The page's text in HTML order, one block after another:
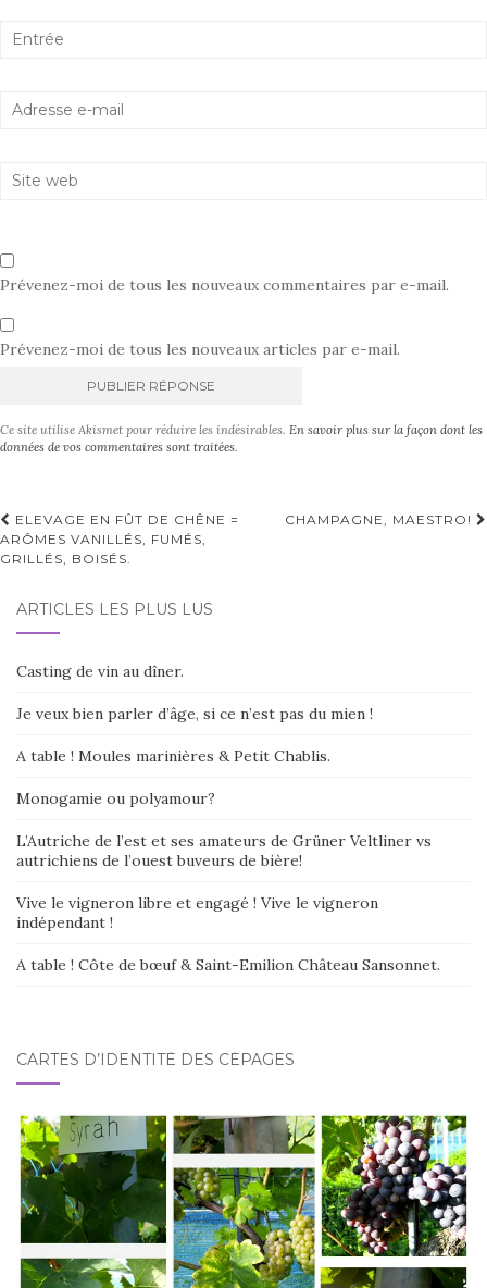
Prévenez-moi de tous les nouveaux commentaires par e-mail.
Prévenez-moi de tous les nouveaux articles par e-mail.
l
n
a
Ce site utilise Akismet pour réduire les indésirables. En savoir plus sur la façon dont les
données de vos commentaires sont traitées.
Navigation
d'article
ELEVAGE EN FÛT DE CHÊNE =
ARÔMES VANILLÉS, FUMÉS,
GRILLÉS, BOISÉS.
CHAMPAGNE, MAESTRO!
ARTICLES LES PLUS LUS
Casting de vin au dîner.
Je veux bien parler d’âge, si ce n’est pas du mien !
A table ! Moules marinières & Petit Chablis.
Monogamie ou polyamour?
L’Autriche de l’est et ses amateurs de Grüner Veltliner vs
autrichiens de l’ouest buveurs de bière!
Vive le vigneron libre et engagé ! Vive le vigneron
indépendant !
A table ! Côte de bœuf & Saint-Emilion Château Sansonnet.
CARTES D’IDENTITÉ DES CÉPAGES